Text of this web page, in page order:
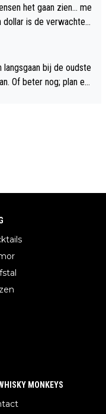
het gaan zien... me
is de verwachte
bij de oudste
ee
MONKEYS